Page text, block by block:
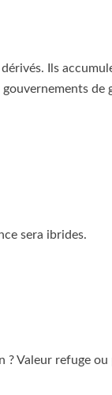
Ils
de
sera ibrides.
? Valeur refuge ou